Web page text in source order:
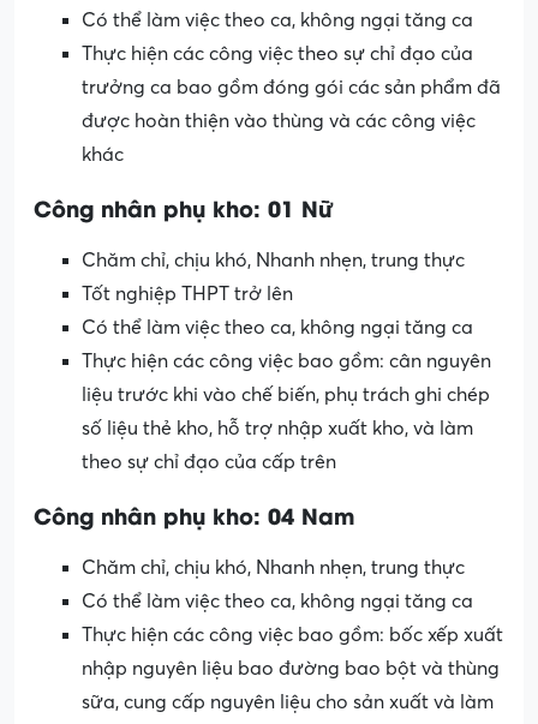
Có thể làm việc theo ca, không ngại tăng ca
Thực hiện các công việc theo sự chỉ đạo của
trưởng ca bao gồm đóng gói các sản phẩm đã
được hoàn thiện vào thùng và các công việc
khác
Công nhân phụ kho: 01 Nữ
Chăm chỉ, chịu khó, Nhanh nhẹn, trung thực
Tốt nghiệp THPT trở lên
Có thể làm việc theo ca, không ngại tăng ca
Thực hiện các công việc bao gồm: cân nguyên
liệu trước khi vào chế biến, phụ trách ghi chép
số liệu thẻ kho, hỗ trợ nhập xuất kho, và làm
theo sự chỉ đạo của cấp trên
Công nhân phụ kho: 04 Nam
Chăm chỉ, chịu khó, Nhanh nhẹn, trung thực
Có thể làm việc theo ca, không ngại tăng ca
Thực hiện các công việc bao gồm: bốc xếp xuất
nhập nguyên liệu bao đường bao bột và thùng
sữa, cung cấp nguyên liệu cho sản xuất và làm